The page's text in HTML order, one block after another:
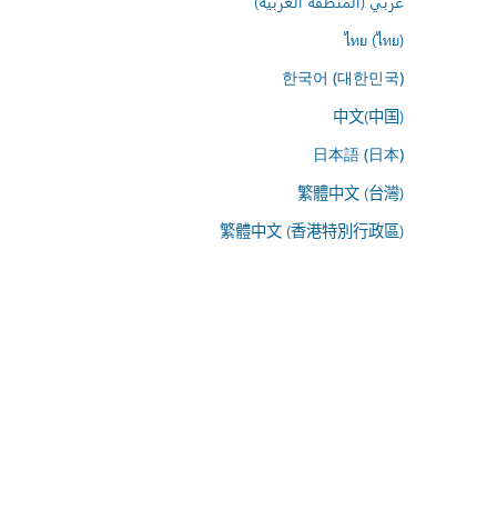
ไทย (ไทย)
한국어 (대한민국)
中文(中国)
日本語 (日本)
繁體中文 (台灣)
繁體中文 (香港特別行政區)